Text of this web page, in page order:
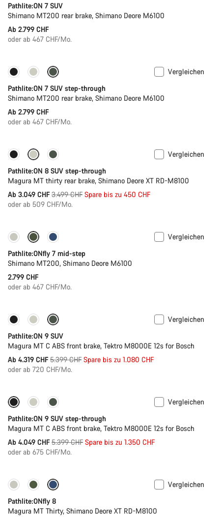
Pathlite:ON 7 SUV
Shimano MT200 rear brake, Shimano Deore M6100
Ab 2.799 CHF
oder ab 467 CHF/Mo.
Vergleichen
Pathlite:ON 7 SUV step-through
Shimano MT200 rear brake, Shimano Deore M6100
Ab 2.799 CHF
oder ab 467 CHF/Mo.
-13%
Vergleichen
Pathlite:ON 8 SUV step-through
Magura MT thirty rear brake, Shimano Deore XT RD-M8100
Ab 3.049 CHF Ursprungspreis
3.499 CHF Spare bis zu 450 CHF
oder ab 509 CHF/Mo.
Vergleichen
Pathlite:ONfly 7 mid-step
Shimano MT200, Shimano Deore M6100
2.799 CHF
oder ab 467 CHF/Mo.
-20%
Vergleichen
Pathlite:ON 9 SUV
Magura MT C ABS front brake, Tektro M8000E 12s for Bosch
Ab 4.319 CHF Ursprungspreis
5.399 CHF Spare bis zu 1.080 CHF
oder ab 720 CHF/Mo.
-25%
Vergleichen
Pathlite:ON 9 SUV step-through
Magura MT C ABS front brake, Tektro M8000E 12s for Bosch
Ab 4.049 CHF Ursprungspreis
5.399 CHF Spare bis zu 1.350 CHF
oder ab 675 CHF/Mo.
Vergleichen
Pathlite:ONfly 8
Magura MT Thirty, Shimano Deore XT RD-M8100